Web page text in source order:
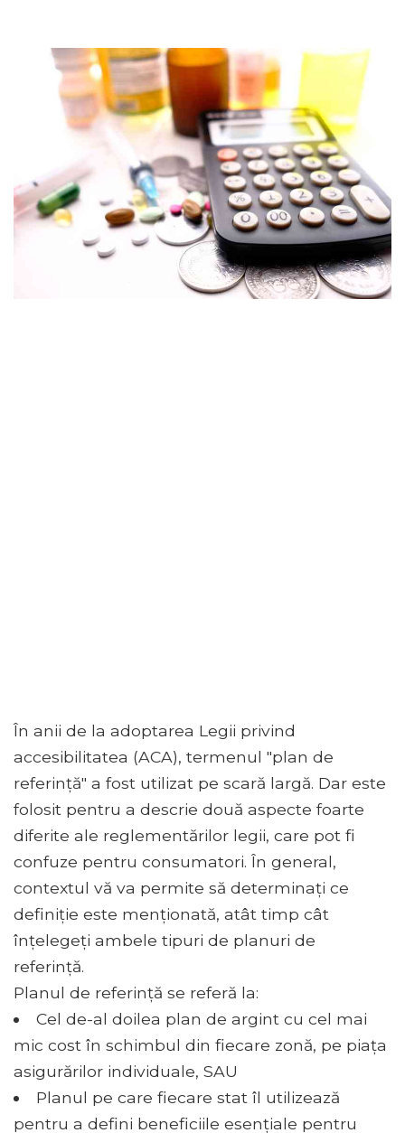
În anii de la adoptarea Legii privind
accesibilitatea (ACA), termenul "plan de
referință" a fost utilizat pe scară largă. Dar este
folosit pentru a descrie două aspecte foarte
diferite ale reglementărilor legii, care pot fi
confuze pentru consumatori. În general,
contextul vă va permite să determinați ce
definiție este menționată, atât timp cât
înțelegeți ambele tipuri de planuri de
referință.
Planul de referință se referă la:
Cel de-al doilea plan de argint cu cel mai
mic cost în schimbul din fiecare zonă, pe piața
asigurărilor individuale, SAU
Planul pe care fiecare stat îl utilizează
pentru a defini beneficiile esențiale pentru